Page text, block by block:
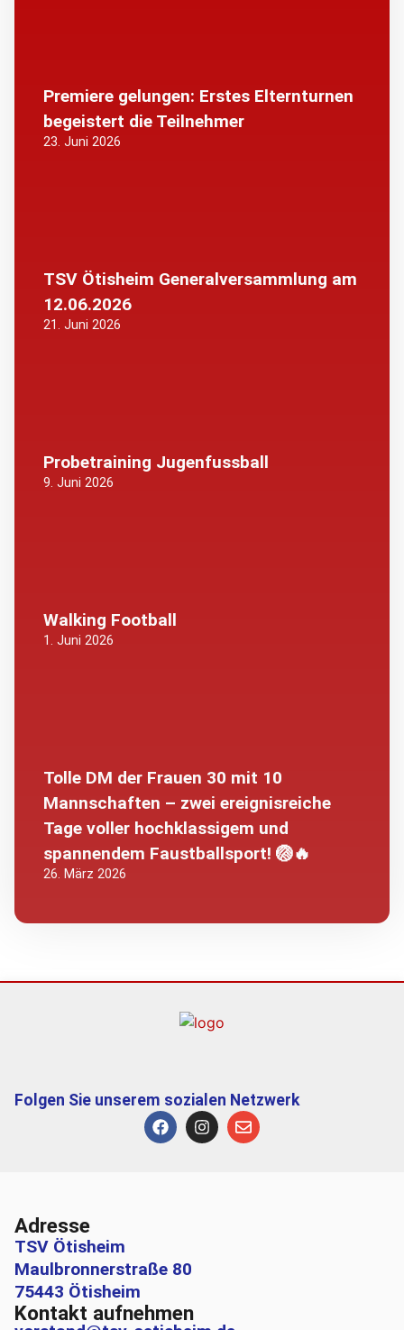
Premiere gelungen: Erstes Elternturnen
begeistert die Teilnehmer
23. Juni 2026
TSV Ötisheim Generalversammlung am
12.06.2026
21. Juni 2026
Probetraining Jugenfussball
9. Juni 2026
Walking Football
1. Juni 2026
Tolle DM der Frauen 30 mit 10
Mannschaften – zwei ereignisreiche
Tage voller hochklassigem und
spannendem Faustballsport! 🏐🔥
26. März 2026
Folgen Sie unserem sozialen Netzwerk
Adresse
TSV Ötisheim
Maulbronnerstraße 80
75443 Ötisheim
Kontakt aufnehmen